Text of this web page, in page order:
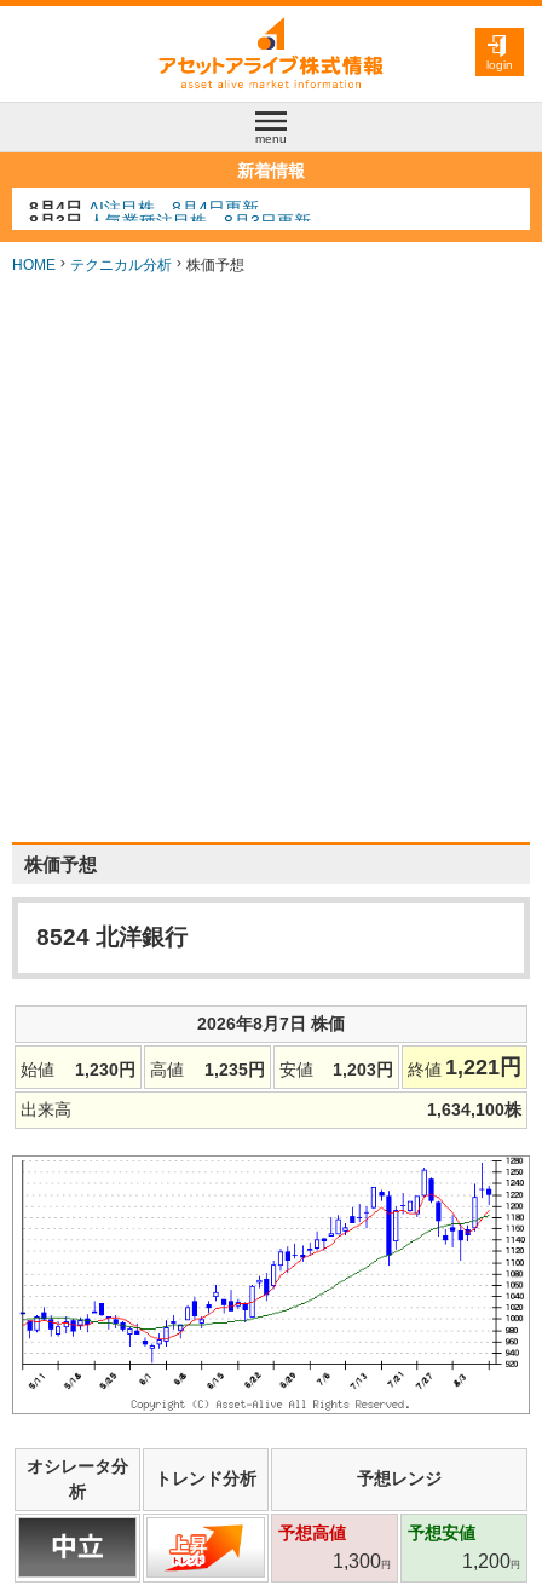
login
menu
新着情報
8月3日 人気業種注目株 8月3日更新
8月2日 金融注目株 8月2日更新
7月29日 日経225シグナル点灯
HOME テクニカル分析 株価予想
株価予想
8524 北洋銀行
2026年8月7日 株価
始値 1,230円 高値 1,235円 安値 1,203円 終値 1,221 円
出来高 1,634,100株
オシレータ分
析
トレンド分析 予想レンジ
予想高値
1,300円
予想安値
1,200円